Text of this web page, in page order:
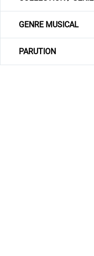
GENRE MUSICAL
PARUTION